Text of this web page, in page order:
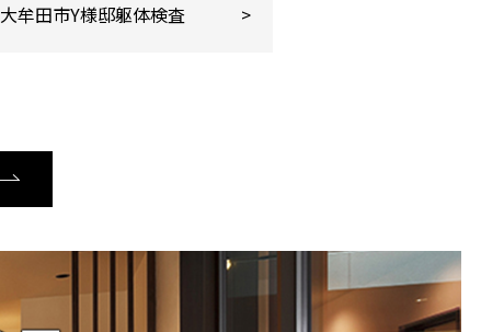
大牟田市Y様邸躯体検査